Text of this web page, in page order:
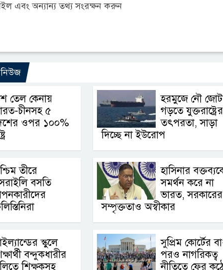
এবং অন্যান্য তথ্য সংরক্ষন করুন
তেল কেনায়
চীনসহ ৫
ওপর ১০০%
হরমুজে নৌ জোট
গড়তে যুক্তরাষ্ট্রের
তৎপরতা, সাড়া
দিচ্ছে না ইউরোপ
তীরে
বসতি
হাসিনার
সমর্থন করে না
ভারত, সরকারের
সম্পৃক্ততাও অস্বীকার
স্কুলে
বন্দুকধারীর
শিক্ষকসহ
সুপ্রিম কোর্টের
পরও নাগরিকত্ব
নীতিতে ফের